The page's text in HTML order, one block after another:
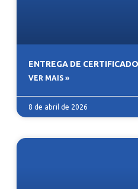
ENTREGA DE
VER MAIS »
8 de abril de 2026